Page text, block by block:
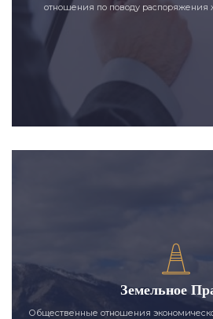
отношения по поводу
Земельное
Общественные отношения